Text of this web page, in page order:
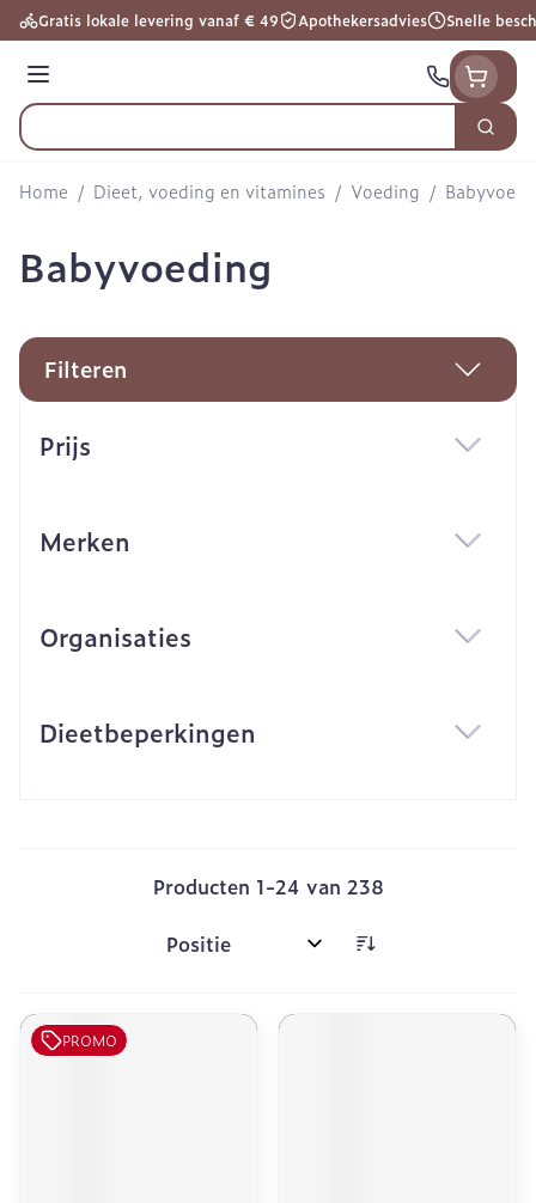
Ga naar de inhoud
Gratis lokale levering vanaf € 49 Apothekersadvies Snelle
Menu
Product, merk, categorie...
Zoek
Home / Dieet, voeding en vitamines / Voeding /
Babyvoeding
Filteren
Prijs
Merken
Organisaties
Dieetbeperkingen
Producten 1-24 van 238
Sorteer op:
PROMO